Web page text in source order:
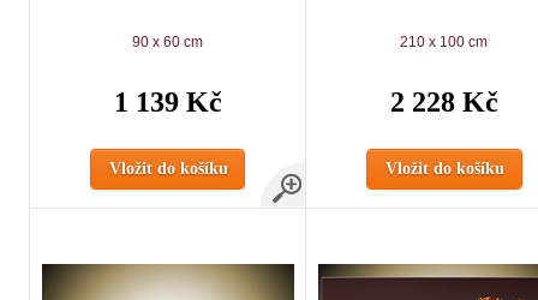
90 x 60 cm
1 139 Kč
Vložit do košíku
210 x 100 cm
2 228 Kč
Vložit do košíku